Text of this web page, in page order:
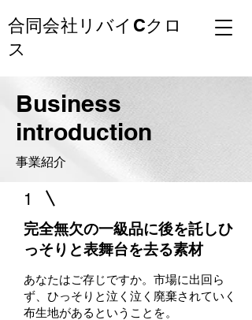
合同会社リバイCクロ
ス
Business
introduction
事業紹介
1
完全無欠の一級品に後を託しひ
っそりと表舞台を去る素材
あなたはご存じですか。市場に出回ら
ず、ひっそりと泣く泣く廃棄されていく
布生地があるということを。